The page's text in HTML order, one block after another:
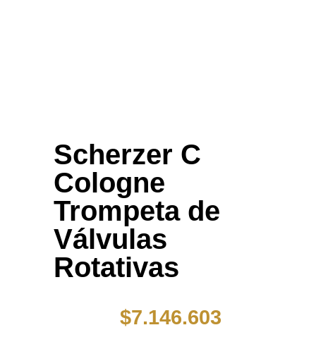
Scherzer C
Cologne
Trompeta de
Válvulas
Rotativas
$7.146.603